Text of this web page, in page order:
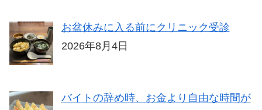
お盆休みに入る前にクリニック受診
2026年8月4日
バイトの辞め時、お金より自由な時間が